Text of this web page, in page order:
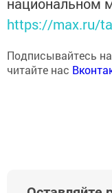
https://max.ru/
Подписывайтесь
читайте нас